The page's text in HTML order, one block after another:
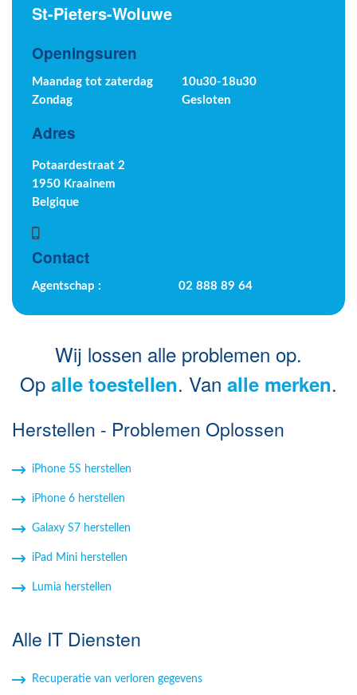
St-Pieters-Woluwe
Openingsuren
Maandag tot zaterdag
10u30-18u30
Zondag
Gesloten
Adres
Potaardestraat 2
1950 Kraainem
Belgique
Contact
Agentschap : 02 888 89 64
Wij lossen alle problemen op.
Op alle toestellen. Van alle merken.
Herstellen - Problemen Oplossen
iPhone 5S herstellen
iPhone 6 herstellen
Galaxy S7 herstellen
iPad Mini herstellen
Lumia herstellen
Alle IT Diensten
Recuperatie van verloren gegevens